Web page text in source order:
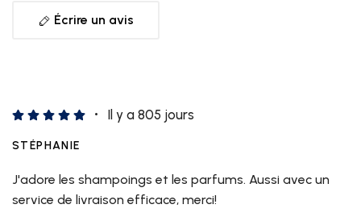
Écrire un avis
Il y a 805 jours
STÉPHANIE
J'adore les shampoings et les parfums. Aussi avec un
service de livraison efficace, merci!